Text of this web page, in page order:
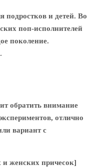
подростков и детей. Во
поп-исполнителей
поколение.
обратить внимание
отлично
вариант с